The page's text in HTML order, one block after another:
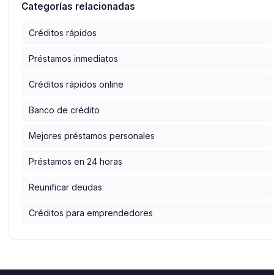
Categorías relacionadas
Créditos rápidos
Préstamos inmediatos
Créditos rápidos online
Banco de crédito
Mejores préstamos personales
Préstamos en 24 horas
Reunificar deudas
Créditos para emprendedores